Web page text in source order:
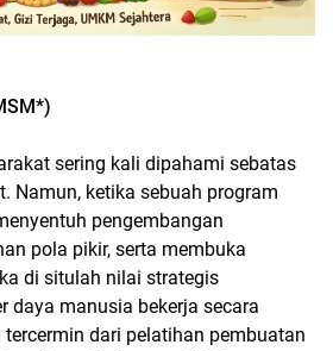
sering kali dipahami sebatas
Namun, ketika sebuah program
pengembangan
pola pikir, serta membuka
di situlah nilai strategis
daya manusia bekerja secara
dari pelatihan pembuatan